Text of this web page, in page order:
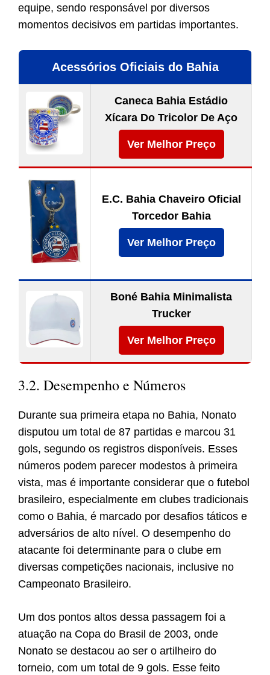
equipe, sendo responsável por diversos
momentos decisivos em partidas importantes.
Acessórios Oficiais do Bahia
Caneca Bahia Estádio
Xícara Do Tricolor De Aço
Ver Melhor Preço
E.C. Bahia Chaveiro Oficial
Torcedor Bahia
Ver Melhor Preço
Boné Bahia Minimalista
Trucker
Ver Melhor Preço
3.2. Desempenho e Números
Durante sua primeira etapa no Bahia, Nonato
disputou um total de 87 partidas e marcou 31
gols, segundo os registros disponíveis. Esses
números podem parecer modestos à primeira
vista, mas é importante considerar que o futebol
brasileiro, especialmente em clubes tradicionais
como o Bahia, é marcado por desafios táticos e
adversários de alto nível. O desempenho do
atacante foi determinante para o clube em
diversas competições nacionais, inclusive no
Campeonato Brasileiro.
Um dos pontos altos dessa passagem foi a
atuação na Copa do Brasil de 2003, onde
Nonato se destacou ao ser o artilheiro do
torneio, com um total de 9 gols. Esse feito